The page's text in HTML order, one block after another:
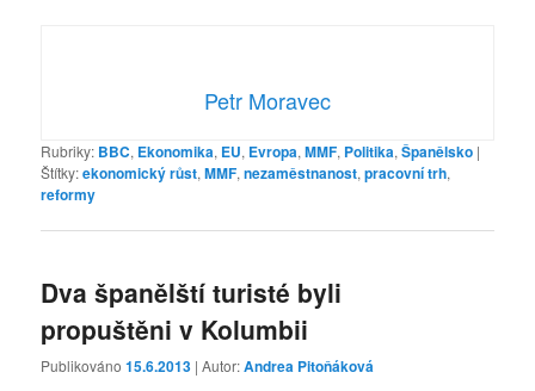
Petr Moravec
Rubriky: BBC, Ekonomika, EU, Evropa,MMF, Politika,Španělsko |
Štítky:ekonomický růst,MMF,nezaměstnanost,pracovní trh,
reformy
Dva španělští turisté byli
propuštěni v Kolumbii
Publikováno15.6.2013 | Autor:Andrea Pitoňáková